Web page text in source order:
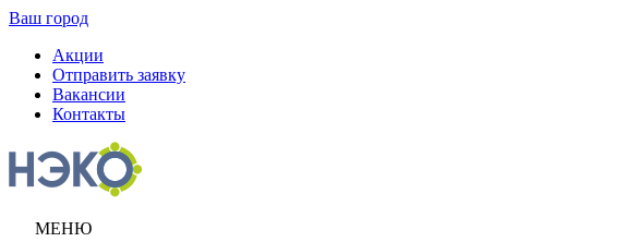
Ваш город
Акции
Отправить заявку
Вакансии
Контакты
МЕНЮ